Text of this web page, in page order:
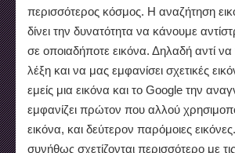
περισσότερος κόσμος. Η αναζήτηση
δίνει την δυνατότητα να κάνουμε
σε οποιαδήποτε εικόνα. Δηλαδή αντί
λέξη και να μας εμφανίσει σχετικές
εμείς μια εικόνα και το Google την
εμφανίζει πρώτον που αλλού
εικόνα, και δεύτερον παρόμοιες
συνήθως σχετίζονται περισσότερο με